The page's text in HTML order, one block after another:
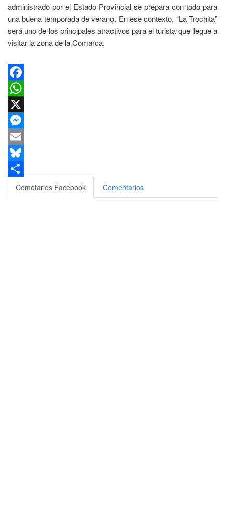
administrado por el Estado Provincial se prepara con todo para
una buena temporada de verano. En ese contexto, “La Trochita”
será uno de los principales atractivos para el turista que llegue a
visitar la zona de la Comarca.
Facebook
WhatsApp
X
Messenger
Email
Bluesky
Compartir
Cometarios Facebook Comentarios